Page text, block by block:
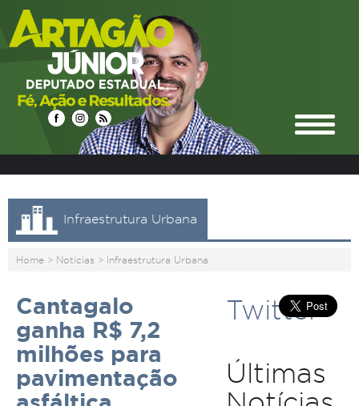
Infraestrutura Urbana
Home > Notícias > Infraestrutura Urbana
Cantagalo
ganha R$ 7,2
milhões para
pavimentação
Twitter
Últimas